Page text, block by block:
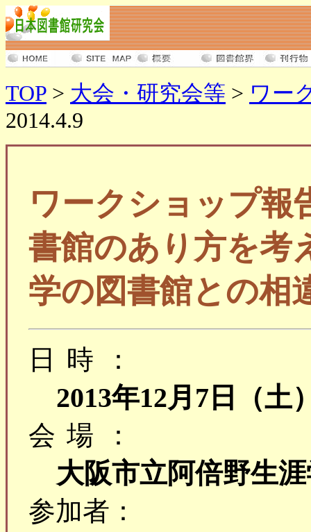
TOP > 大会・研究会等 > ワー
2014.4.9
ワークショップ報
書館のあり方を考
学の図書館との相
日時：
2013年12月7日（土
会場：
大阪市立阿倍野生
参加者：